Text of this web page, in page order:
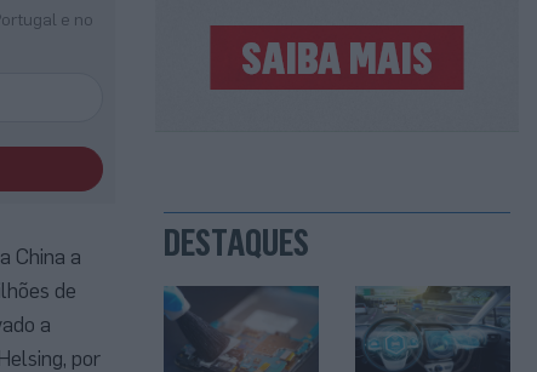
e no
China a
de
a
por
DESTAQUES